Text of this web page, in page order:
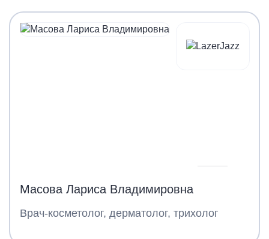
Масова Лариса Владимировна
Врач-косметолог, дерматолог, трихолог